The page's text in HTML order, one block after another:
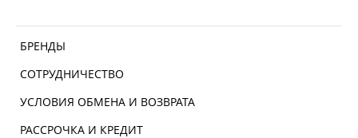
БРЕНДЫ
СОТРУДНИЧЕСТВО
УСЛОВИЯ ОБМЕНА И ВОЗВРАТА
РАССРОЧКА И КРЕДИТ